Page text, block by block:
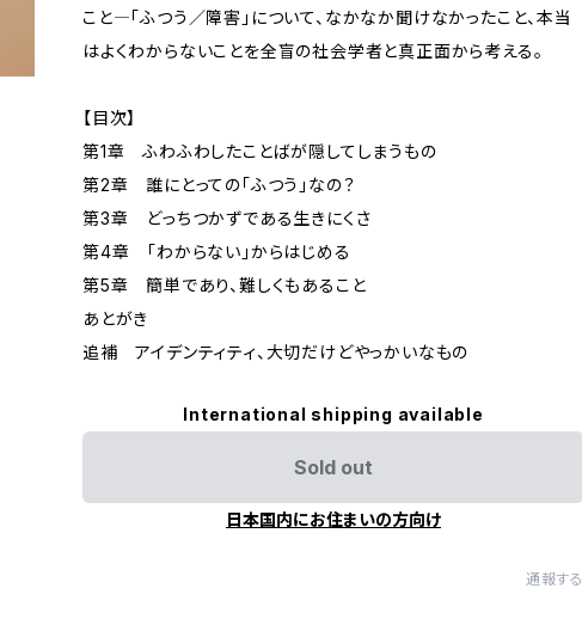
こと―「ふつう／障害」について、なかなか聞けなかったこと、本当
はよくわからないことを全盲の社会学者と真正面から考える。
【目次】
第1章 ふわふわしたことばが隠してしまうもの
第2章 誰にとっての「ふつう」なの？
第3章 どっちつかずである生きにくさ
第4章 「わからない」からはじめる
第5章 簡単であり、難しくもあること
あとがき
追補 アイデンティティ、大切だけどやっかいなもの
International shipping available
Sold out
日本国内にお住まいの方向け
通報する